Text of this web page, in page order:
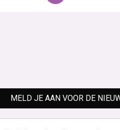
MELD JE AAN VOOR DE